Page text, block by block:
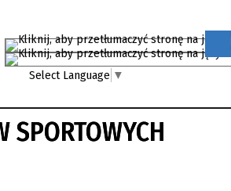
Select Language ▼
SPORTOWYCH